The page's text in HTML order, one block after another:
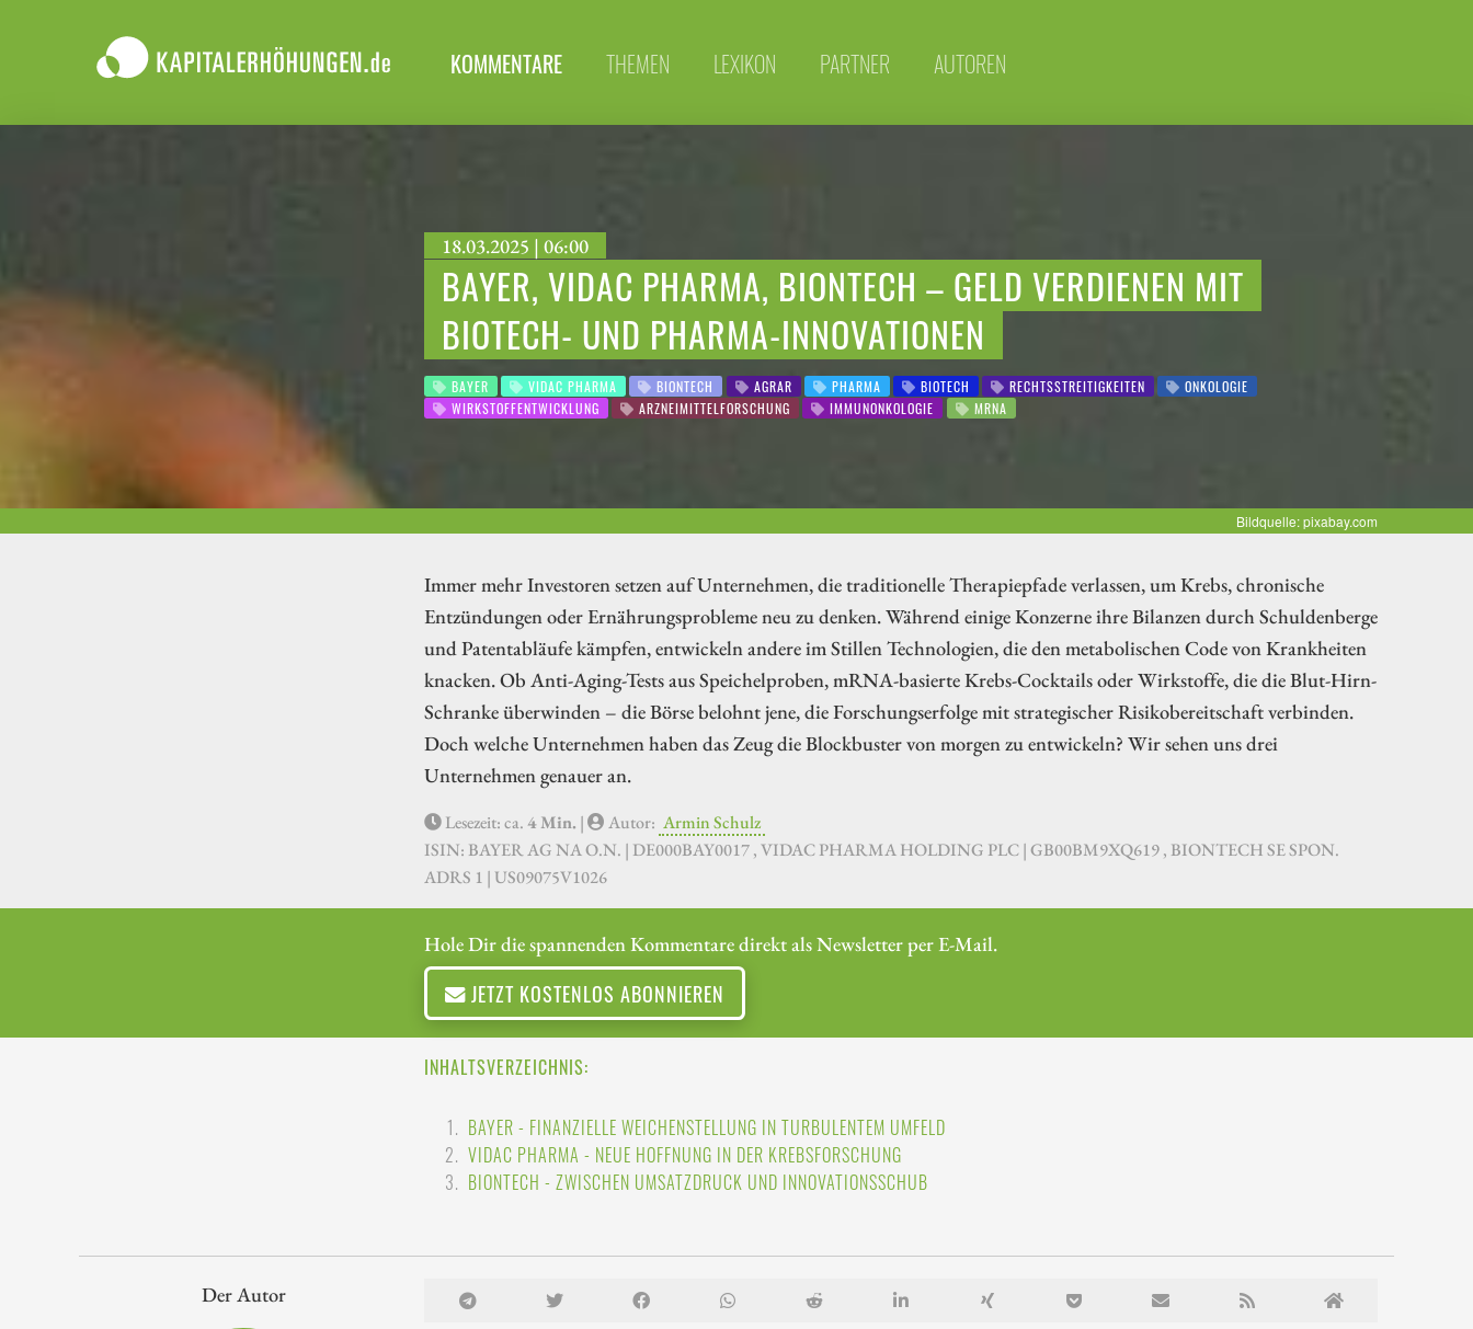
KOMMENTARE THEMEN LEXIKON PARTNER AUTOREN
18.03.2025 | 06:00
BAYER, VIDAC PHARMA, BIONTECH – GELD VERDIENEN MIT
BIOTECH- UND PHARMA-INNOVATIONEN
BAYER VIDAC PHARMA BIONTECH AGRAR PHARMA BIOTECH RECHTSSTREITIGKEITEN
ONKOLOGIE
WIRKSTOFFENTWICKLUNG
ARZNEIMITTELFORSCHUNG IMMUNONKOLOGIE MRNA
Bildquelle: pixabay.com
Immer mehr Investoren setzen auf Unternehmen, die traditionelle Therapiepfade verlassen, um Krebs, chronische
Entzündungen oder Ernährungsprobleme neu zu denken. Während einige Konzerne ihre Bilanzen durch Schuldenberge
und Patentabläufe kämpfen, entwickeln andere im Stillen Technologien, die den metabolischen Code von Krankheiten
knacken. Ob Anti-Aging-Tests aus Speichelproben, mRNA-basierte Krebs-Cocktails oder Wirkstoffe, die die Blut-Hirn-
Schranke überwinden – die Börse belohnt jene, die Forschungserfolge mit strategischer Risikobereitschaft verbinden.
Doch welche Unternehmen haben das Zeug die Blockbuster von morgen zu entwickeln? Wir sehen uns drei
Unternehmen genauer an.
Lesezeit: ca.4 Min. | Autor: Armin Schulz
ISIN: BAYER AG NA O.N. | DE000BAY0017 , VIDAC PHARMA HOLDING PLC | GB00BM9XQ619 , BIONTECH SE SPON.
ADRS 1 | US09075V1026
Hole Dir die spannenden Kommentare direkt als Newsletter per E-Mail.
JETZT KOSTENLOS ABONNIEREN
INHALTSVERZEICHNIS:
BAYER - FINANZIELLE WEICHENSTELLUNG IN TURBULENTEM UMFELD
VIDAC PHARMA - NEUE HOFFNUNG IN DER KREBSFORSCHUNG
BIONTECH - ZWISCHEN UMSATZDRUCK UND INNOVATIONSSCHUB
Der Autor